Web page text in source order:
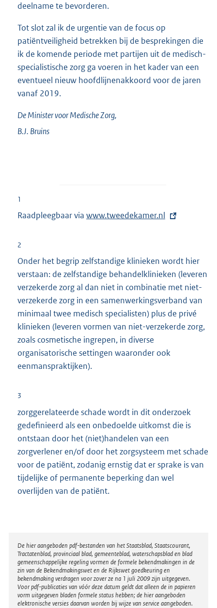
deelname te bevorderen.
Tot slot zal ik de urgentie van de focus op
patiëntveiligheid betrekken bij de besprekingen die
ik de komende periode met partijen uit de medisch-
specialistische zorg ga voeren in het kader van een
eventueel nieuw hoofdlijnenakkoord voor de jaren
vanaf 2019.
De Minister voor Medische Zorg,
B.J. Bruins
1
Raadpleegbaar via E
k
www.tweedekamer.nl
2
Onder het begrip zelfstandige klinieken wordt hier
verstaan: de zelfstandige behandelklinieken (leveren
verzekerde zorg al dan niet in combinatie met niet-
verzekerde zorg in een samenwerkingsverband van
minimaal twee medisch specialisten) plus de privé
klinieken (leveren vormen van niet-verzekerde zorg,
zoals cosmetische ingrepen, in diverse
organisatorische settingen waaronder ook
eenmanspraktijken).
3
zorggerelateerde schade wordt in dit onderzoek
gedefinieerd als een onbedoelde uitkomst die is
ontstaan door het (niet)handelen van een
zorgverlener en/of door het zorgsysteem met schade
voor de patiënt, zodanig ernstig dat er sprake is van
tijdelijke of permanente beperking dan wel
overlijden van de patiënt.
Disclaimer
De hier aangeboden pdf-bestanden van het Staatsblad, Staatscourant,
Tractatenblad, provinciaal blad, gemeenteblad, waterschapsblad en blad
gemeenschappelijke regeling vormen de formele bekendmakingen in de
zin van de Bekendmakingswet en de Rijkswet goedkeuring en
bekendmaking verdragen voor zover ze na 1 juli 2009 zijn uitgegeven.
Voor pdf-publicaties van vóór deze datum geldt dat alleen de in papieren
vorm uitgegeven bladen formele status hebben; de hier aangeboden
elektronische versies daarvan worden bij wijze van service aangeboden.